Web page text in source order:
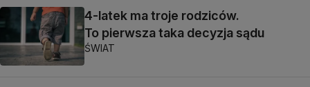
4-latek ma troje rodziców.
To pierwsza taka decyzja sądu
ŚWIAT